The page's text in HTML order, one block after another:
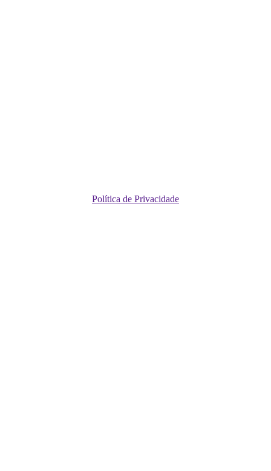
Política de Privacidade